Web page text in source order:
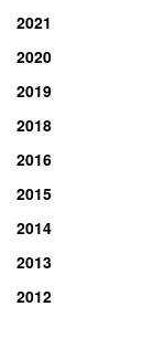
2021
2020
2019
2018
2016
2015
2014
2013
2012